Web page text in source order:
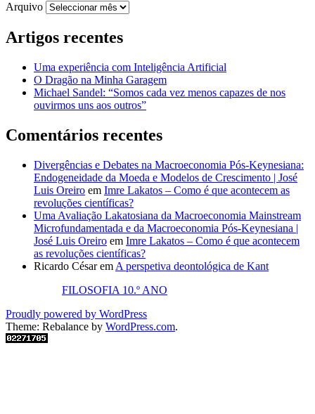
Arquivo
Artigos recentes
Uma experiência com Inteligência Artificial
O Dragão na Minha Garagem
Michael Sandel: “Somos cada vez menos capazes de nos
ouvirmos uns aos outros”
Comentários recentes
Divergências e Debates na Macroeconomia Pós-Keynesiana:
Endogeneidade da Moeda e Modelos de Crescimento | José
Luis Oreiro em Imre Lakatos – Como é que acontecem as
revoluções científicas?
Uma Avaliação Lakatosiana da Macroeconomia Mainstream
Microfundamentada e da Macroeconomia Pós-Keynesiana |
José Luis Oreiro em Imre Lakatos – Como é que acontecem
as revoluções científicas?
Ricardo Césarem A perspetiva deontológica de Kant
FILOSOFIA 10.º ANO
Proudly powered by WordPress
Theme: Rebalance by WordPress.com.